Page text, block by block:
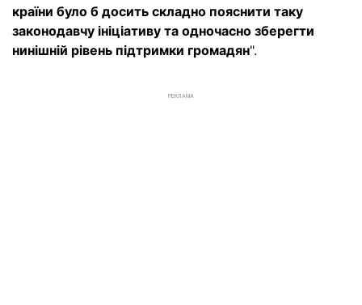
країни було б досить складно пояснити таку
законодавчу ініціативу та одночасно зберегти
нинішній рівень підтримки громадян".
РЕКЛАМА